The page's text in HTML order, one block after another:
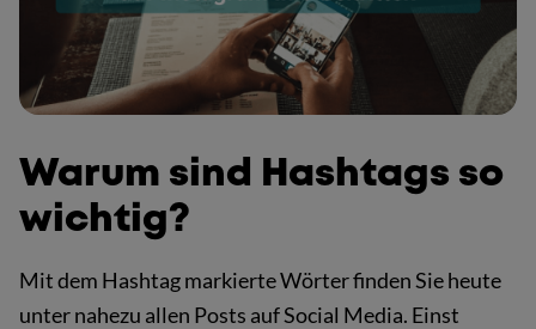
Warum sind Hashtags so
wichtig?
Mit dem Hashtag markierte Wörter finden Sie heute
unter nahezu allen Posts auf Social Media. Einst